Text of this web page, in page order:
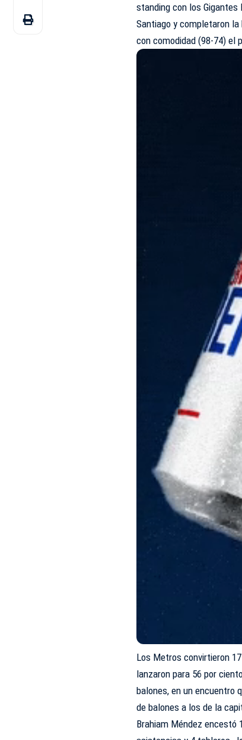
standing con los Gigantes
Santiago y completaron
con comodidad (98-74) el
Los Metros convirtieron
lanzaron para 56 por
balones, en un encuentro
de balones a los de la
Brahiam Méndez encestó